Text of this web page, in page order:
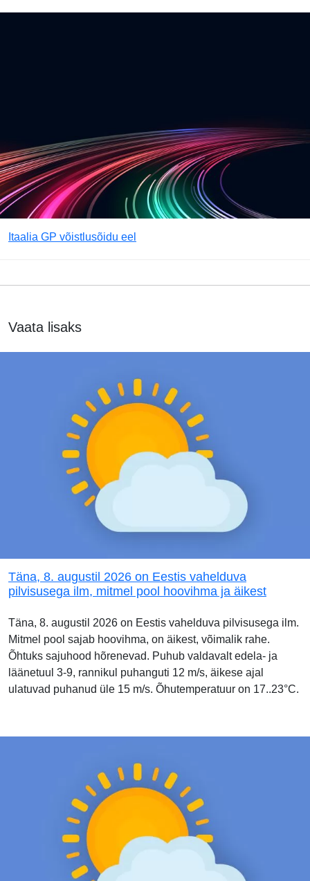
Itaalia GP võistlusõidu eel
Vaata lisaks
Täna, 8. augustil 2026 on Eestis vahelduva
pilvisusega ilm, mitmel pool hoovihma ja äikest
Täna, 8. augustil 2026 on Eestis vahelduva pilvisusega ilm.
Mitmel pool sajab hoovihma, on äikest, võimalik rahe.
Õhtuks sajuhood hõrenevad. Puhub valdavalt edela- ja
läänetuul 3-9, rannikul puhanguti 12 m/s, äikese ajal
ulatuvad puhanud üle 15 m/s. Õhutemperatuur on 17..23°C.